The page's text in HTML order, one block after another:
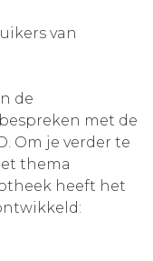
van
de
met de
Om je verder te
thema
heeft het